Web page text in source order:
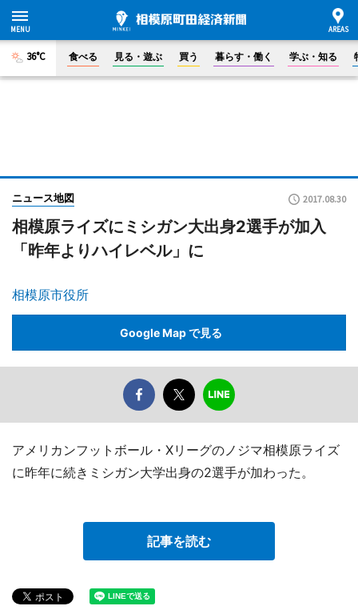
36°C 食べる 見る・遊ぶ 買う 暮らす・働く 学ぶ・知る
ニュース地図 2017.08.30
相模原ライズにミシガン大出身2選手が加入
「昨年よりハイレベル」に
相模原市役所
Google Map で見る
アメリカンフットボール・Xリーグのノジマ相模原ライズ
に昨年に続きミシガン大学出身の2選手が加わった。
記事を読む